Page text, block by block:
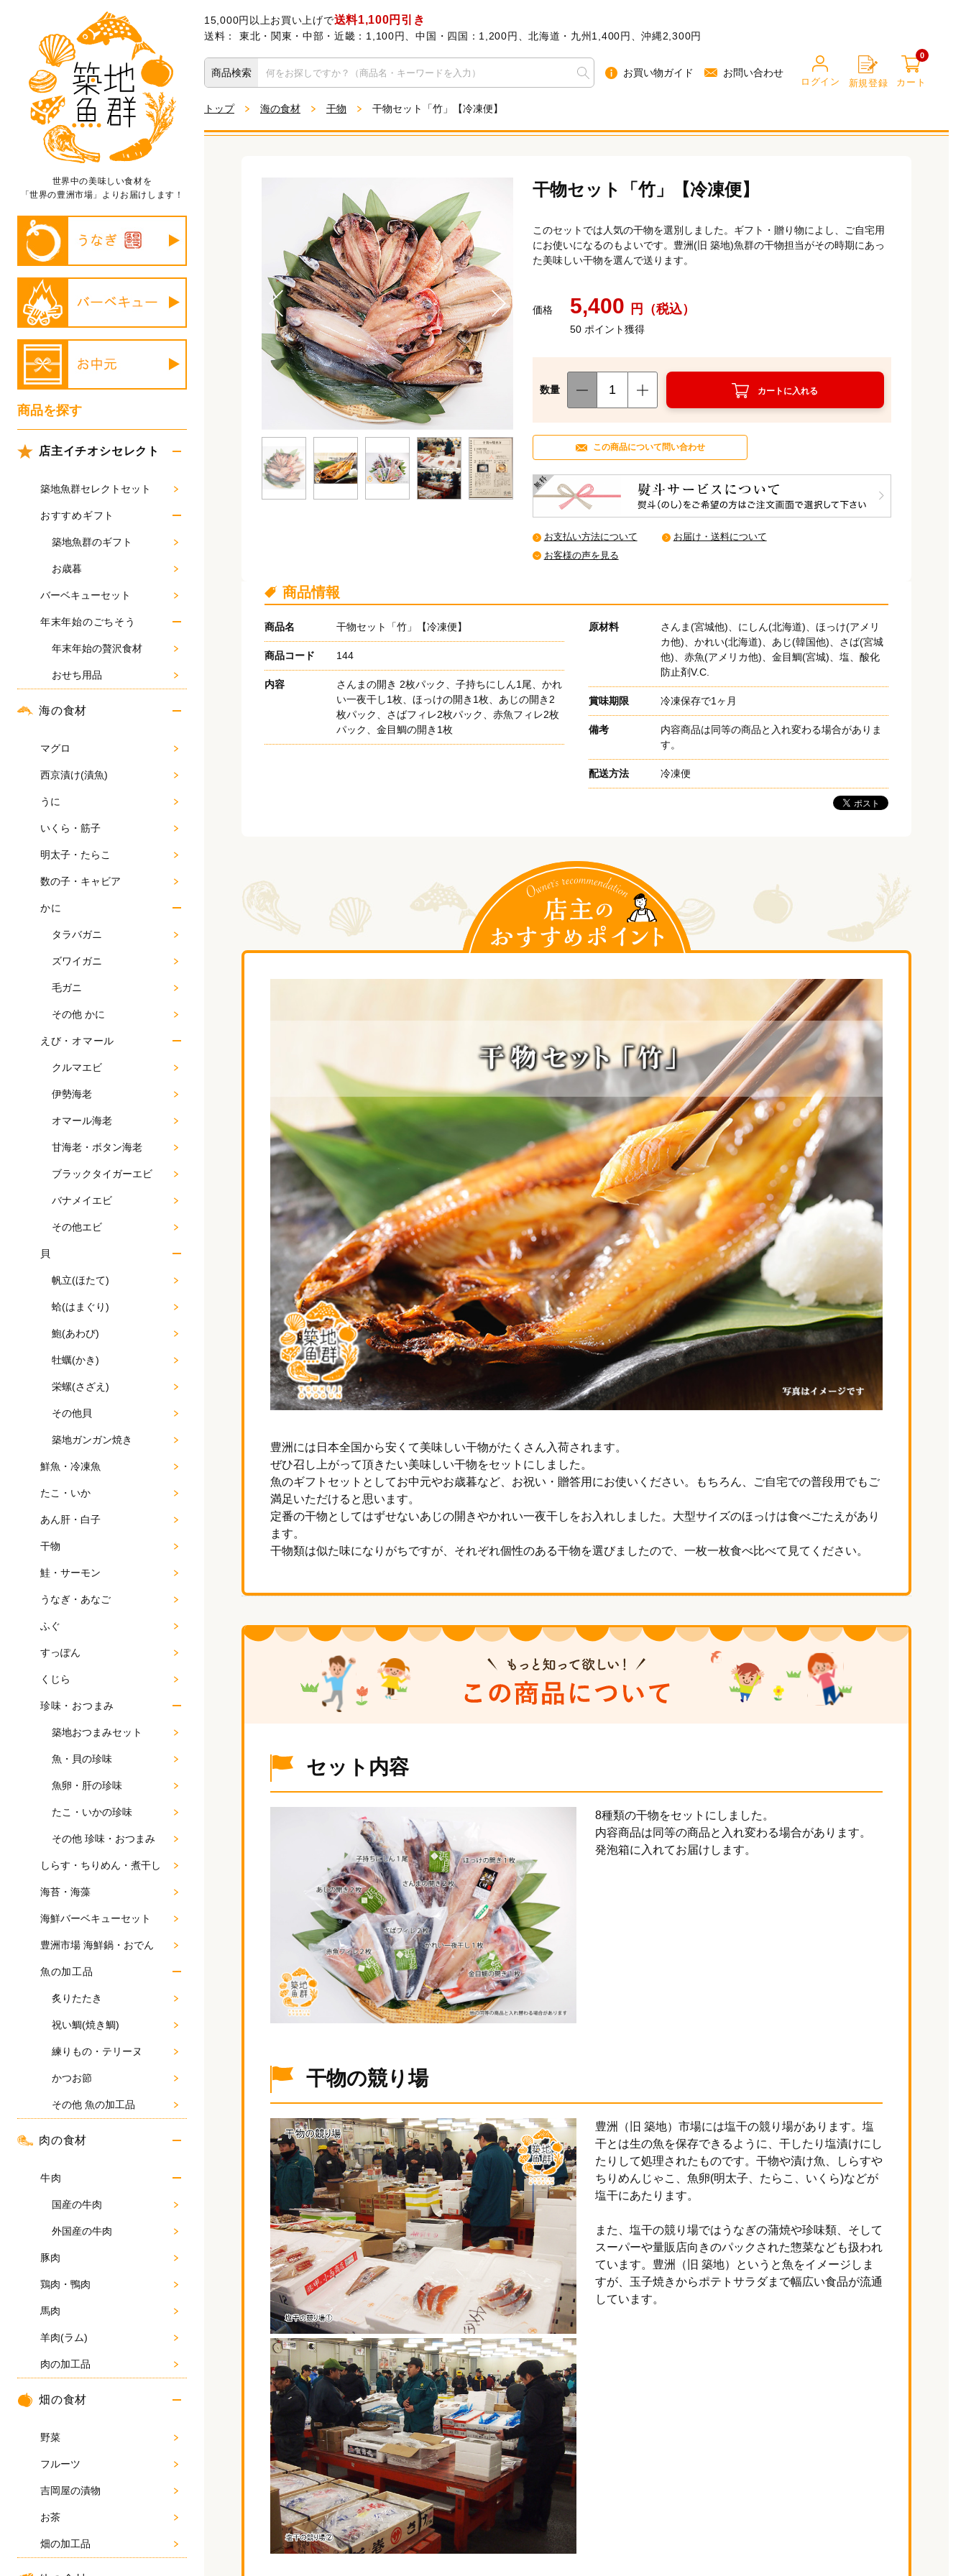
世界中の美味しい食材を
「世界の豊洲市場」よりお届けします！
商品を探す
店主イチオシセレクト
築地魚群セレクトセット
おすすめギフト
築地魚群のギフト
お歳暮
バーベキューセット
年末年始のごちそう
年末年始の贅沢食材
おせち用品
海の食材
マグロ
西京漬け(漬魚)
うに
いくら・筋子
明太子・たらこ
数の子・キャビア
かに
タラバガニ
ズワイガニ
毛ガニ
その他 かに
えび・オマール
クルマエビ
伊勢海老
オマール海老
甘海老・ボタン海老
ブラックタイガーエビ
バナメイエビ
その他エビ
貝
帆立(ほたて)
蛤(はまぐり)
鮑(あわび)
牡蠣(かき)
栄螺(さざえ)
その他貝
築地ガンガン焼き
鮮魚・冷凍魚
たこ・いか
あん肝・白子
干物
鮭・サーモン
うなぎ・あなご
ふぐ
すっぽん
くじら
珍味・おつまみ
築地おつまみセット
魚・貝の珍味
魚卵・肝の珍味
たこ・いかの珍味
その他 珍味・おつまみ
しらす・ちりめん・煮干し
海苔・海藻
海鮮バーベキューセット
豊洲市場 海鮮鍋・おでん
魚の加工品
炙りたたき
祝い鯛(焼き鯛)
練りもの・テリーヌ
かつお節
その他 魚の加工品
肉の食材
牛肉
国産の牛肉
外国産の牛肉
豚肉
鶏肉・鴨肉
馬肉
羊肉(ラム)
肉の加工品
畑の食材
野菜
フルーツ
吉岡屋の漬物
お茶
畑の加工品
15,000円以上お買い上げで送料1,100円引き
送料： 東北・関東・中部・近畿：1,100円、中国・四国：1,200円、北海道・九州1,400円、沖縄2,300円
商品検索 お買い物ガイド お問い合わせ
ログイン 新規登録 カート
0
トップ 海の食材 干物 干物セット「竹」【冷凍便】
干物セット「竹」【冷凍便】
このセットでは人気の干物を選別しました。ギフト・贈り物によし、ご自宅用
にお使いになるのもよいです。豊洲(旧 築地)魚群の干物担当がその時期にあっ
た美味しい干物を選んで送ります。
価格 5,400 円（税込）
50 ポイント獲得
数量 カートに入れる
この商品について問い合わせ
お支払い方法について
お届け・送料について
お客様の声を見る
商品情報
商品名 干物セット「竹」【冷凍便】
商品コード 144
内容
さんまの開き 2枚パック、子持ちにしん1尾、かれ
い一夜干し1枚、ほっけの開き1枚、あじの開き2
枚パック、さばフィレ2枚パック、赤魚フィレ2枚
パック、金目鯛の開き1枚
原材料
さんま(宮城他)、にしん(北海道)、ほっけ(アメリ
カ他)、かれい(北海道)、あじ(韓国他)、さば(宮城
他)、赤魚(アメリカ他)、金目鯛(宮城)、塩、酸化
防止剤V.C.
賞味期限 冷凍保存で1ヶ月
備考
内容商品は同等の商品と入れ変わる場合がありま
す。
配送方法 冷凍便
豊洲には日本全国から安くて美味しい干物がたくさん入荷されます。
ぜひ召し上がって頂きたい美味しい干物をセットにしました。
魚のギフトセットとしてお中元やお歳暮など、お祝い・贈答用にお使いください。もちろん、ご自宅での普段用でもご
満足いただけると思います。
定番の干物としてはずせないあじの開きやかれい一夜干しをお入れしました。大型サイズのほっけは食べごたえがあり
ます。
干物類は似た味になりがちですが、それぞれ個性のある干物を選びましたので、一枚一枚食べ比べて見てください。
セット内容
8種類の干物をセットにしました。
内容商品は同等の商品と入れ変わる場合があります。
発泡箱に入れてお届けします。
干物の競り場
豊洲（旧 築地）市場には塩干の競り場があります。塩
干とは生の魚を保存できるように、干したり塩漬けにし
たりして処理されたものです。干物や漬け魚、しらすや
ちりめんじゃこ、魚卵(明太子、たらこ、いくら)などが
塩干にあたります。
また、塩干の競り場ではうなぎの蒲焼や珍味類、そして
スーパーや量販店向きのパックされた惣菜なども扱われ
ています。豊洲（旧 築地）というと魚をイメージしま
すが、玉子焼きからポテトサラダまで幅広い食品が流通
しています。